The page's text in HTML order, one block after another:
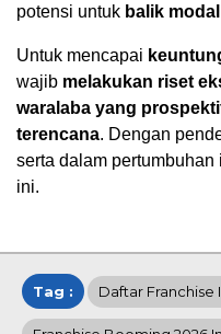
potensi untuk balik
Untuk mencapai
wajib melakukan riset
waralaba yang
terencana. Dengan
serta dalam
ini.
Tag : Daftar Franchise